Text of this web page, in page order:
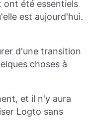
ont été essentiels
est aujourd'hui.
d'une transition
choses à
et il n'y aura
Logto sans